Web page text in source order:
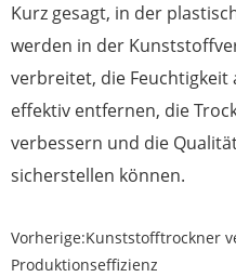
Kurz gesagt, in der
werden in der
verbreitet, die
effektiv entfernen, die
verbessern und die
sicherstellen können.
Vorherige:Kunststofftrockner
Produktionseffizienz